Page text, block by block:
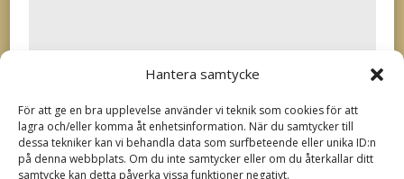
Hantera samtycke
För att ge en bra upplevelse använder vi teknik som cookies för att
lagra och/eller komma åt enhetsinformation. När du samtycker till
dessa tekniker kan vi behandla data som surfbeteende eller unika ID:n
på denna webbplats. Om du inte samtycker eller om du återkallar ditt
samtycke kan detta påverka vissa funktioner negativt.